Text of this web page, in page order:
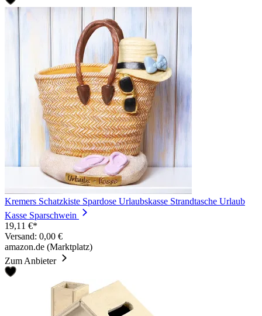
Kremers Schatzkiste Spardose Urlaubskasse Strandtasche Urlaub
Kasse Sparschwein
19,11 €*
Versand: 0,00 €
amazon.de (Marktplatz)
Zum Anbieter